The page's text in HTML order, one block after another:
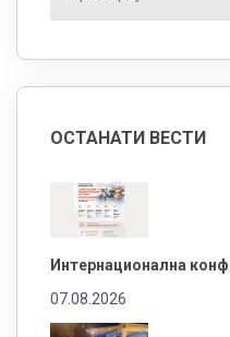
ОСТАНАТИ ВЕСТИ
Интернационална
07.08.2026